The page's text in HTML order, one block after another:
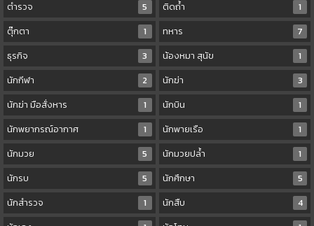
ตำรวจ
5 ติดถ้ำ
1
ตุ๊กตา
1 ทหาร
7
ธุรกิจ
3 น้องหมา สุนัข
1
นักกีฬา
2 นักฆ่า
3
นักฆ่า มือสั่งหาร
1 นักบิน
1
นักพยากรณ์อากาศ
1 นักพายเรือ
1
นักมวย
5 นักมวยปล้ำ
1
นักรบ
5 นักศึกษา
5
นักสำรวจ
1 นักสืบ
4